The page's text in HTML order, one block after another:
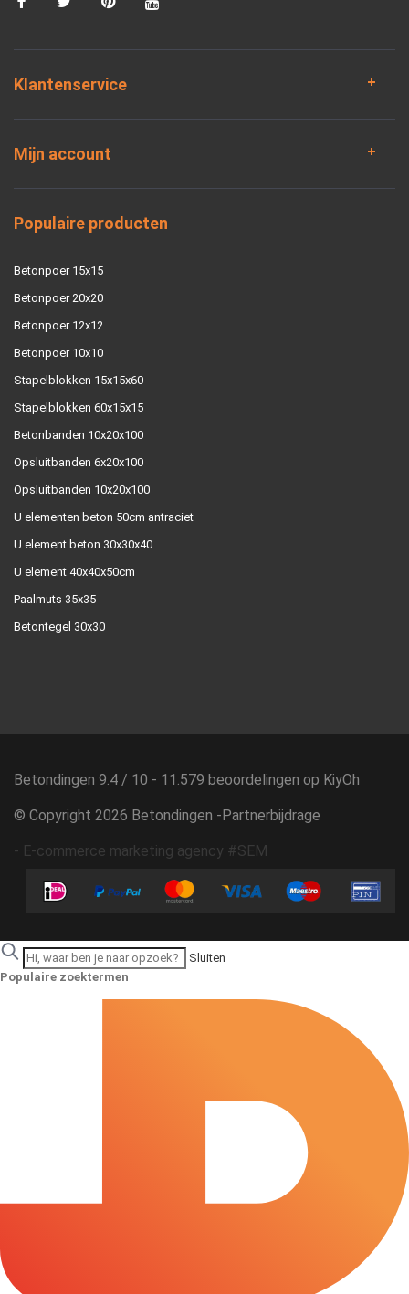
Klantenservice
Mijn account
Populaire producten
Betonpoer 15x15
Betonpoer 20x20
Betonpoer 12x12
Betonpoer 10x10
Stapelblokken 15x15x60
Stapelblokken 60x15x15
Betonbanden 10x20x100
Opsluitbanden 6x20x100
Opsluitbanden 10x20x100
U elementen beton 50cm antraciet
U element beton 30x30x40
U element 40x40x50cm
Paalmuts 35x35
Betontegel 30x30
Betondingen 9.4 / 10 - 11.579 beoordelingen op KiyOh
© Copyright 2026 Betondingen -Partnerbijdrage
- E-commerce marketing agency #SEM
Sluiten
Populaire zoektermen